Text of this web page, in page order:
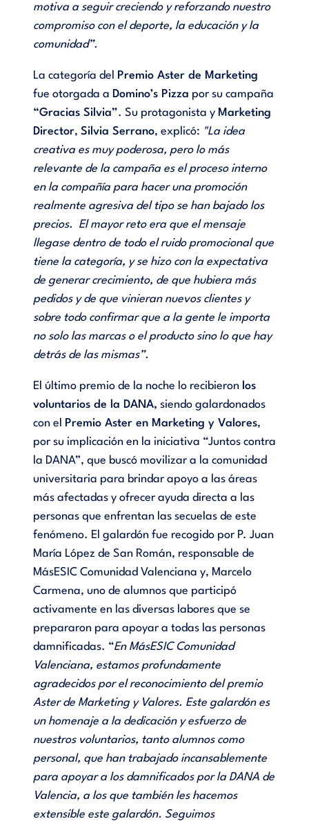
motiva a seguir creciendo y reforzando nuestro
compromiso con el deporte, la educación y la
comunidad”.
La categoría del
Premio Aster de Marketing
fue otorgada a Domino’s Pizza por su campaña
“Gracias Silvia”. Su protagonista y Marketing
Director, Silvia Serrano, explicó: "La idea
creativa es muy poderosa, pero lo más
relevante de la campaña es el proceso interno
en la compañía para hacer una promoción
realmente agresiva del tipo se han bajado los
precios. El mayor reto era que el mensaje
llegase dentro de todo el ruido promocional que
tiene la categoría, y se hizo con la expectativa
de generar crecimiento, de que hubiera más
pedidos y de que vinieran nuevos clientes y
sobre todo confirmar que a la gente le importa
no solo las marcas o el producto sino lo que hay
detrás de las mismas”.
El último premio de la noche lo recibieron los
voluntarios de la DANA, siendo galardonados
con el
Premio Aster en Marketing y Valores,
por su implicación en la iniciativa “Juntos contra
la DANA”, que buscó movilizar a la comunidad
universitaria para brindar apoyo a las áreas
más afectadas y ofrecer ayuda directa a las
personas que enfrentan las secuelas de este
fenómeno. El galardón fue recogido por P. Juan
María López de San Román, responsable de
MásESIC Comunidad Valenciana y, Marcelo
Carmena, uno de alumnos que participó
activamente en las diversas labores que se
prepararon para apoyar a todas las personas
damnificadas. “En MásESIC Comunidad
Valenciana, estamos profundamente
agradecidos por el reconocimiento del premio
Aster de Marketing y Valores. Este galardón es
un homenaje a la dedicación y esfuerzo de
nuestros voluntarios, tanto alumnos como
personal, que han trabajado incansablemente
para apoyar a los damnificados por la DANA de
Valencia, a los que también les hacemos
extensible este galardón. Seguimos